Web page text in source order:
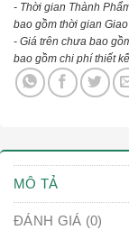
- Thời gian Thành
bao gồm thời gian
- Giá trên chưa bao
bao gồm chi phí thiết
MÔ TẢ
ĐÁNH GIÁ (0)